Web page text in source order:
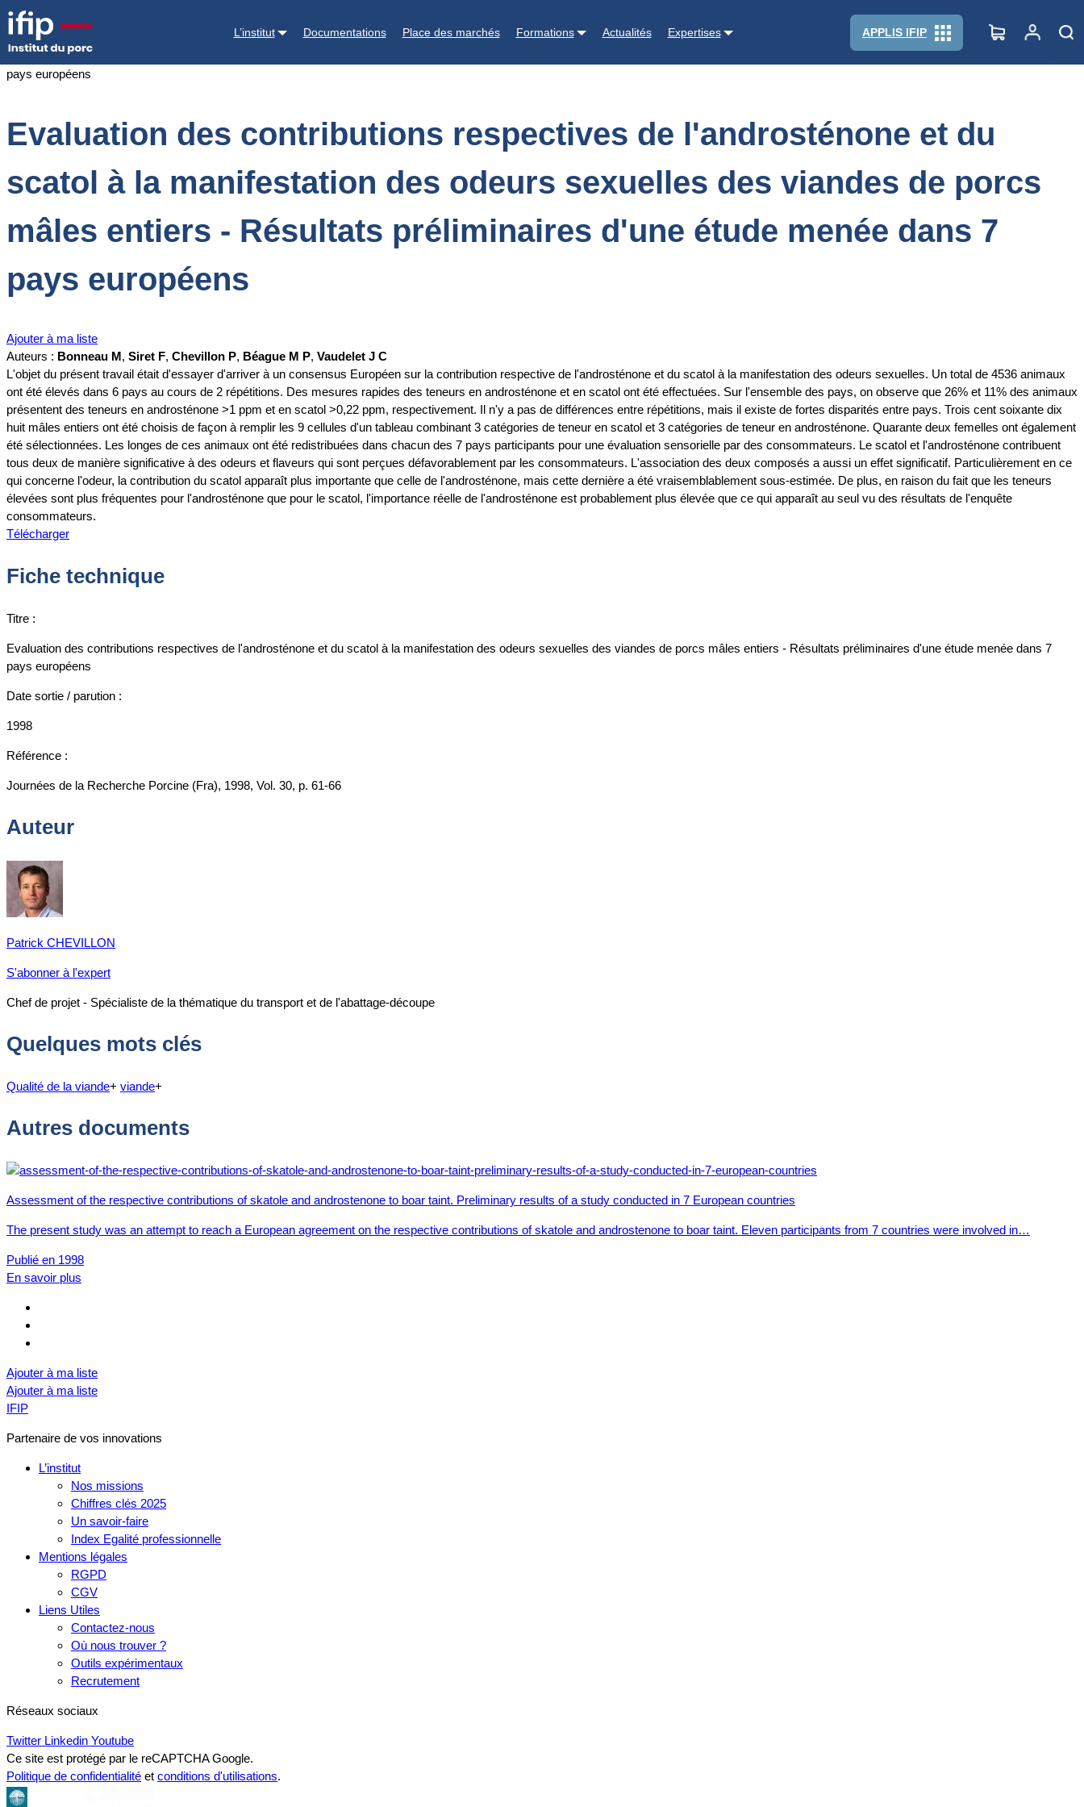
L’institut Documentations Place des marchés Formations Actualités Expertises APPLIS IFIP
Accueil Documentations
Evaluation des contributions respectives de l'androsténone et du scatol à la manifestation des odeurs sexuelles des viandes de porcs mâles entiers - Résultats préliminaires d'une
étude menée dans 7 pays européens
Evaluation des contributions respectives de l'androsténone et du
scatol à la manifestation des odeurs sexuelles des viandes de porcs
mâles entiers - Résultats préliminaires d'une étude menée dans 7
pays européens
Ajouter à ma liste
Auteurs : Bonneau M, Siret F, Chevillon P, Béague M P, Vaudelet J C
L'objet du présent travail était d'essayer d'arriver à un consensus Européen sur la contribution respective de l'androsténone et du scatol à la manifestation des odeurs sexuelles. Un total de 4536 animaux
ont été élevés dans 6 pays au cours de 2 répétitions. Des mesures rapides des teneurs en androsténone et en scatol ont été effectuées. Sur l'ensemble des pays, on observe que 26% et 11% des animaux
présentent des teneurs en androsténone >1 ppm et en scatol >0,22 ppm, respectivement. Il n'y a pas de différences entre répétitions, mais il existe de fortes disparités entre pays. Trois cent soixante dix
huit mâles entiers ont été choisis de façon à remplir les 9 cellules d'un tableau combinant 3 catégories de teneur en scatol et 3 catégories de teneur en androsténone. Quarante deux femelles ont également
été sélectionnées. Les longes de ces animaux ont été redistribuées dans chacun des 7 pays participants pour une évaluation sensorielle par des consommateurs. Le scatol et l'androsténone contribuent
tous deux de manière significative à des odeurs et flaveurs qui sont perçues défavorablement par les consommateurs. L'association des deux composés a aussi un effet significatif. Particulièrement en ce
qui concerne l'odeur, la contribution du scatol apparaît plus importante que celle de l'androsténone, mais cette dernière a été vraisemblablement sous-estimée. De plus, en raison du fait que les teneurs
élevées sont plus fréquentes pour l'androsténone que pour le scatol, l'importance réelle de l'androsténone est probablement plus élevée que ce qui apparaît au seul vu des résultats de l'enquête
consommateurs.
Télécharger
Fiche technique
Titre :
Evaluation des contributions respectives de l'androsténone et du scatol à la manifestation des odeurs sexuelles des viandes de porcs mâles entiers - Résultats préliminaires d'une étude menée dans 7
pays européens
Date sortie / parution :
1998
Référence :
Journées de la Recherche Porcine (Fra), 1998, Vol. 30, p. 61-66
Auteur
Patrick CHEVILLON
S'abonner à l'expert
Chef de projet - Spécialiste de la thématique du transport et de l'abattage-découpe
Quelques mots clés
Qualité de la viande+ viande+
Autres documents
Assessment of the respective contributions of skatole and androstenone to boar taint. Preliminary results of a study conducted in 7 European countries
The present study was an attempt to reach a European agreement on the respective contributions of skatole and androstenone to boar taint. Eleven participants from 7 countries were involved in…
Publié en 1998
En savoir plus
Ajouter à ma liste
Ajouter à ma liste
IFIP
Partenaire de vos innovations
L’institut
Nos missions
Chiffres clés 2025
Un savoir-faire
Index Egalité professionnelle
Mentions légales
RGPD
CGV
Liens Utiles
Contactez-nous
Où nous trouver ?
Outils expérimentaux
Recrutement
Réseaux sociaux
Twitter Linkedin Youtube
Ce site est protégé par le reCAPTCHA Google.
Politique de confidentialité et conditions d'utilisations.